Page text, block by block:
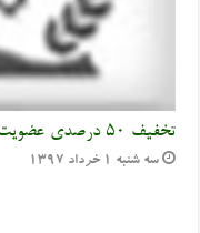
تخفیف ۵۰ درصدی عضویت سازمان نظام مهندسی کشاورزی
سه شنبه ۱ خرداد ۱۳۹۷